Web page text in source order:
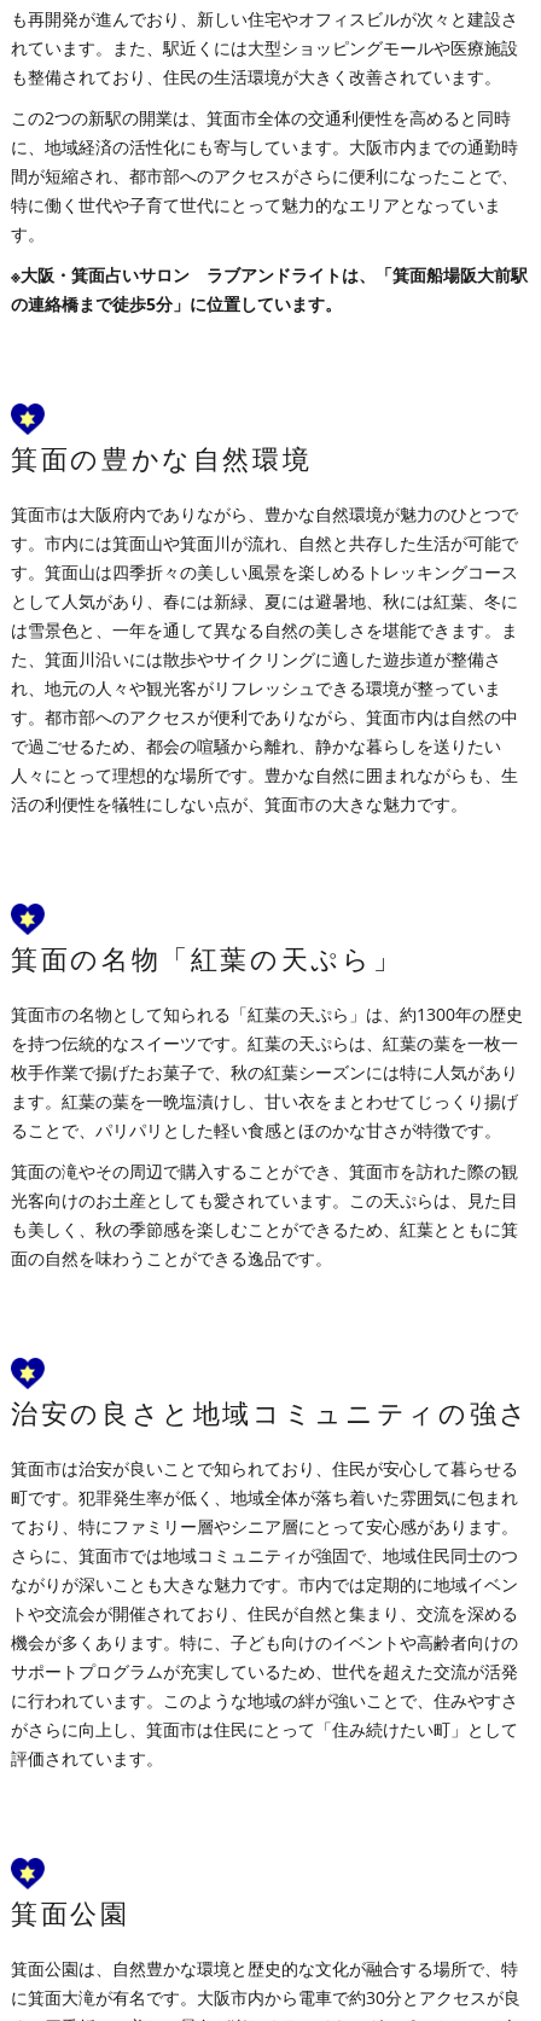
も再開発が進んでおり、新しい住宅やオフィスビルが次々と建設さ
れています。また、駅近くには大型ショッピングモールや医療施設
も整備されており、住民の生活環境が大きく改善されています。
この2つの新駅の開業は、箕面市全体の交通利便性を高めると同時
に、地域経済の活性化にも寄与しています。大阪市内までの通勤時
間が短縮され、都市部へのアクセスがさらに便利になったことで、
特に働く世代や子育て世代にとって魅力的なエリアとなっていま
す。
※大阪・箕面占いサロン ラブアンドライトは、「箕面船場阪大前駅
の連絡橋まで徒歩5分」に位置しています。
箕面の豊かな自然環境
箕面市は大阪府内でありながら、豊かな自然環境が魅力のひとつで
す。市内には箕面山や箕面川が流れ、自然と共存した生活が可能で
す。箕面山は四季折々の美しい風景を楽しめるトレッキングコース
として人気があり、春には新緑、夏には避暑地、秋には紅葉、冬に
は雪景色と、一年を通して異なる自然の美しさを堪能できます。ま
た、箕面川沿いには散歩やサイクリングに適した遊歩道が整備さ
れ、地元の人々や観光客がリフレッシュできる環境が整っていま
す。都市部へのアクセスが便利でありながら、箕面市内は自然の中
で過ごせるため、都会の喧騒から離れ、静かな暮らしを送りたい
人々にとって理想的な場所です。豊かな自然に囲まれながらも、生
活の利便性を犠牲にしない点が、箕面市の大きな魅力です。
箕面の名物「紅葉の天ぷら」
箕面市の名物として知られる「紅葉の天ぷら」は、約1300年の歴史
を持つ伝統的なスイーツです。紅葉の天ぷらは、紅葉の葉を一枚一
枚手作業で揚げたお菓子で、秋の紅葉シーズンには特に人気があり
ます。紅葉の葉を一晩塩漬けし、甘い衣をまとわせてじっくり揚げ
ることで、パリパリとした軽い食感とほのかな甘さが特徴です。
箕面の滝やその周辺で購入することができ、箕面市を訪れた際の観
光客向けのお土産としても愛されています。この天ぷらは、見た目
も美しく、秋の季節感を楽しむことができるため、紅葉とともに箕
面の自然を味わうことができる逸品です。
治安の良さと地域コミュニティの強さ
箕面市は治安が良いことで知られており、住民が安心して暮らせる
町です。犯罪発生率が低く、地域全体が落ち着いた雰囲気に包まれ
ており、特にファミリー層やシニア層にとって安心感があります。
さらに、箕面市では地域コミュニティが強固で、地域住民同士のつ
ながりが深いことも大きな魅力です。市内では定期的に地域イベン
トや交流会が開催されており、住民が自然と集まり、交流を深める
機会が多くあります。特に、子ども向けのイベントや高齢者向けの
サポートプログラムが充実しているため、世代を超えた交流が活発
に行われています。このような地域の絆が強いことで、住みやすさ
がさらに向上し、箕面市は住民にとって「住み続けたい町」として
評価されています。
箕面公園
箕面公園は、自然豊かな環境と歴史的な文化が融合する場所で、特
に箕面大滝が有名です。大阪市内から電車で約30分とアクセスが良